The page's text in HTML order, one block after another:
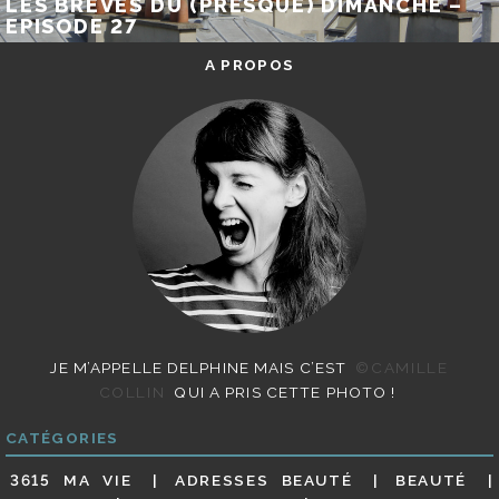
LES BRÈVES DU (PRESQUE) DIMANCHE –
EPISODE 27
A PROPOS
JE M’APPELLE DELPHINE MAIS C’EST
©CAMILLE
COLLIN
QUI A PRIS CETTE PHOTO !
CATÉGORIES
3615 MA VIE ADRESSES BEAUTÉ
BEAUTÉ